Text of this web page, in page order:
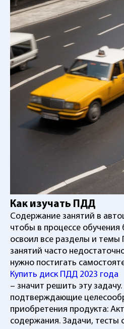
Как изучать ПДД
Содержание занятий в
чтобы в процессе
освоил все разделы и
занятий часто
нужно постигать
Купить диск ПДД 2023 года
– значит решить эту
подтверждающие
приобретения продукта:
содержания. Задачи, тесты